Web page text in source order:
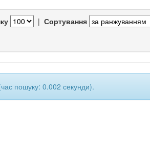
| Сортування
пошуку: 0.002 секунди).